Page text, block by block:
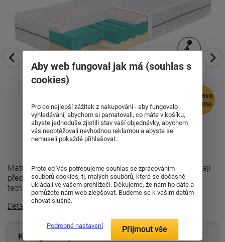
doprava
zdarma
Matrace Synora Soft 24 je určena pro všechny, kteří dávají
přednost měkčímu a poddajnějšímu ležení. Moderní
technologie GelEffect přináší ...
Detailní popis
Konfigurace produktu
Aby web fungoval jak má (souhlas s
cookies)
Pro co nejlepší zážitek z nakupování - aby fungovalo
vyhledávání, abychom si pamatovali, co máte v košíku,
abyste jednoduše zjistili stav vaší objednávky, abychom
vás neobtěžovali nevhodnou reklamou a abyste se
nemuseli pokaždé přihlašovat.
Proto od Vás potřebujeme souhlas se zpracováním
souborů cookies, tj. malých souborů, které se dočasně
ukládají ve vašem prohlížeči. Děkujeme, že nám ho dáte a
pomůžete nám web zlepšovat. Budeme se k vašim datům
chovat slušně.
Podrobné nastavení Přijmout vše